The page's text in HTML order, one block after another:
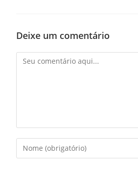
Deixe um comentário